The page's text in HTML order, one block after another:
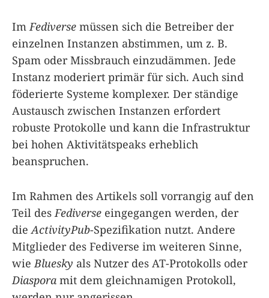
Im Fediverse müssen sich die Betreiber der
einzelnen Instanzen abstimmen, um z. B.
Spam oder Missbrauch einzudämmen. Jede
Instanz moderiert primär für sich. Auch sind
föderierte Systeme komplexer. Der ständige
Austausch zwischen Instanzen erfordert
robuste Protokolle und kann die Infrastruktur
bei hohen Aktivitätspeaks erheblich
beanspruchen.
Im Rahmen des Artikels soll vorrangig auf den
Teil des Fediverse eingegangen werden, der
die ActivityPub-Spezifikation nutzt. Andere
Mitglieder des Fediverse im weiteren Sinne,
wie Bluesky als Nutzer des AT-Protokolls oder
Diaspora mit dem gleichnamigen Protokoll,